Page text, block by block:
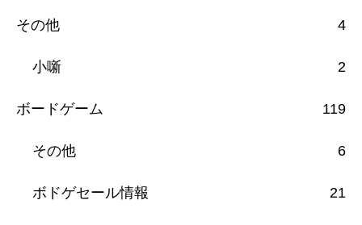
その他 4
小噺 2
ボードゲーム 119
その他 6
ボドゲセール情報 21